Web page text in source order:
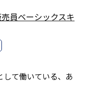
員ベーシックスキ
して働いている、あ